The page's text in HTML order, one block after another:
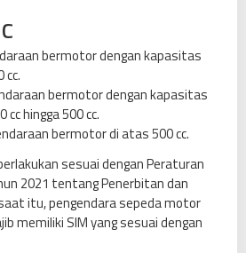
P
e
r
N
o
v
e
m
b
e
r
bermotor dengan kapasitas
cc.
bermotor dengan kapasitas
hingga 500 cc.
bermotor di atas 500 cc.
sesuai dengan Peraturan
2021 tentang Penerbitan dan
itu, pengendara sepeda motor
memiliki SIM yang sesuai dengan